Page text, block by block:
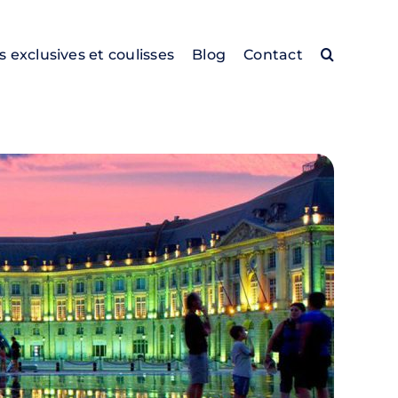
exclusives et coulisses Blog Contact